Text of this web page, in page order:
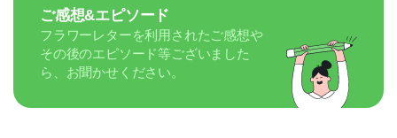
ご感想&エピソード
フラワーレターを利用されたご感想や
その後のエピソード等ございました
ら、お聞かせください。